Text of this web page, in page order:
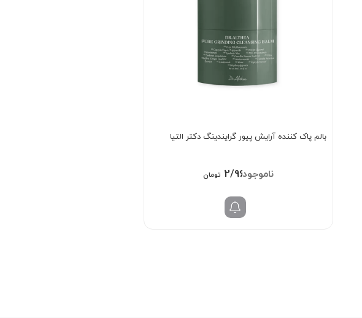
بالم پاک کننده آرایش پیور گرایندینگ دکتر التیا
2/969/000 تومان